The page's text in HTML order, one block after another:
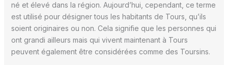
né et élevé dans la région. Aujourd’hui, cependant, ce terme
est utilisé pour désigner tous les habitants de Tours, qu’ils
soient originaires ou non. Cela signifie que les personnes qui
ont grandi ailleurs mais qui vivent maintenant à Tours
peuvent également être considérées comme des Toursins.